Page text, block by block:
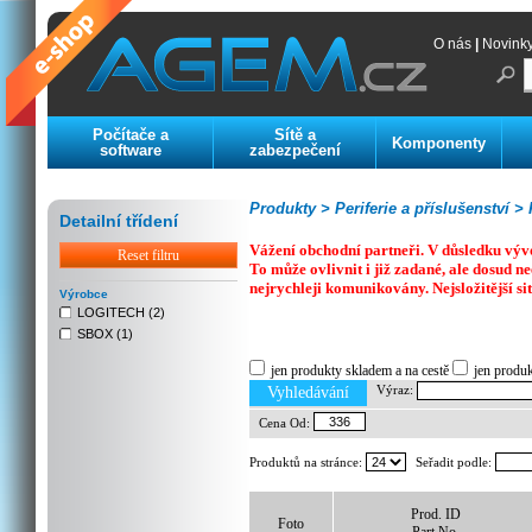
O nás
Počítače a
software
Sítě a
zabezpečení
Komponenty
Detailní třídení
Reset filtru
Výrobce
LOGITECH (2)
SBOX (1)
Periferie a příslušenství >
Produkty >
Vážení obchodní partneři. V důsledku
To může ovlivnit i již zadané, ale dosud
nejrychleji komunikovány. Nejsložitější
jen produkty skladem a na cestě jen
Vyhledávání Výraz:
Cena Od:
Produktů na stránce: Seřadit podle:
Foto
Prod. ID